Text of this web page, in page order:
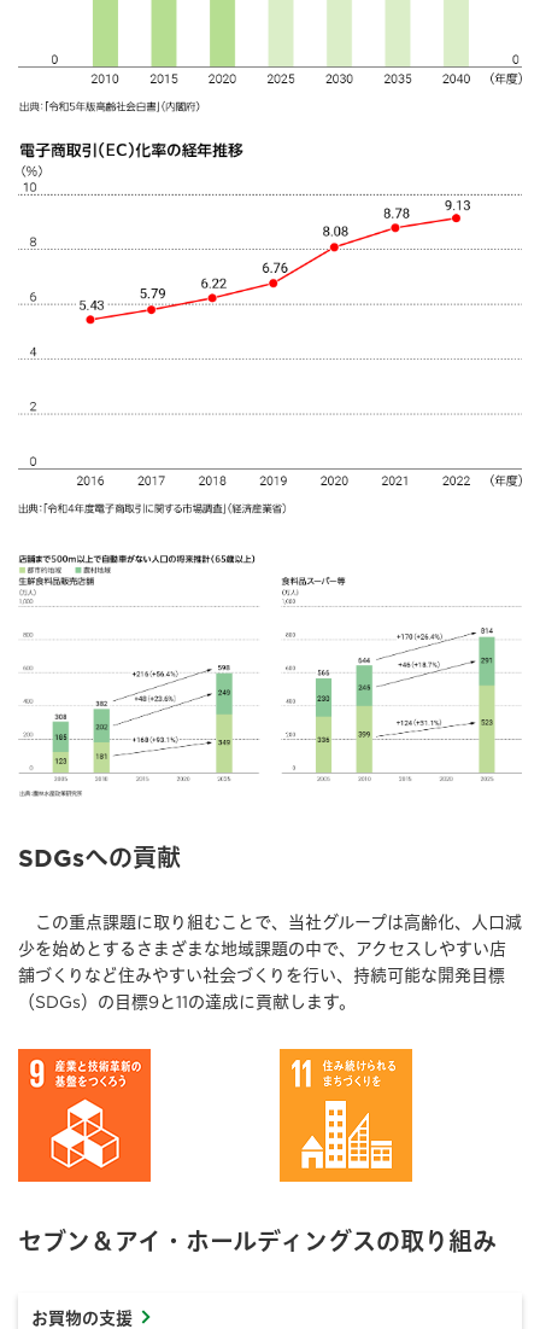
SDGsへの貢献
この重点課題に取り組むことで、当社グループは高齢化、人口減
少を始めとするさまざまな地域課題の中で、アクセスしやすい店
舗づくりなど住みやすい社会づくりを行い、持続可能な開発目標
（SDGs）の目標9と11の達成に貢献します。
セブン＆アイ・ホールディングスの取り組み
お買物の支援